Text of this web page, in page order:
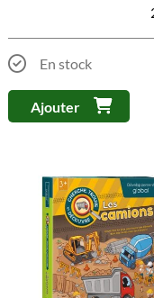
En stock
Ajouter